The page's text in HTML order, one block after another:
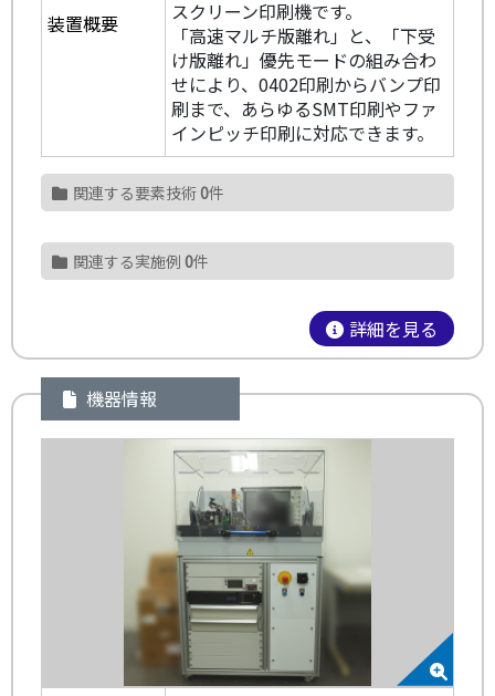
装置概要
スクリーン印刷機です。
「高速マルチ版離れ」と、「下受
け版離れ」優先モードの組み合わ
せにより、0402印刷からバンプ印
刷まで、あらゆるSMT印刷やファ
インピッチ印刷に対応できます。
関連する要素技術0件
関連する実施例 0件
詳細を見る
機器情報